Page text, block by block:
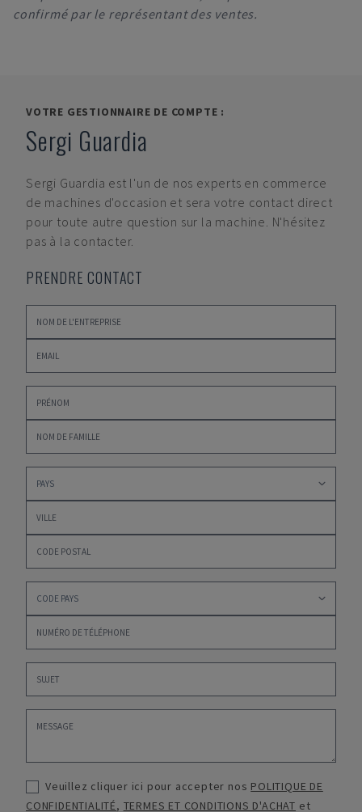
confirmé par le représentant des ventes.
VOTRE GESTIONNAIRE DE COMPTE :
Sergi Guardia
Sergi Guardia est l'un de nos experts en commerce
de machines d'occasion et sera votre contact direct
pour toute autre question sur la machine. N'hésitez
pas à la contacter.
PRENDRE CONTACT
Veuillez cliquer ici pour accepter nos POLITIQUE DE
CONFIDENTIALITÉ, TERMES ET CONDITIONS D'ACHAT et